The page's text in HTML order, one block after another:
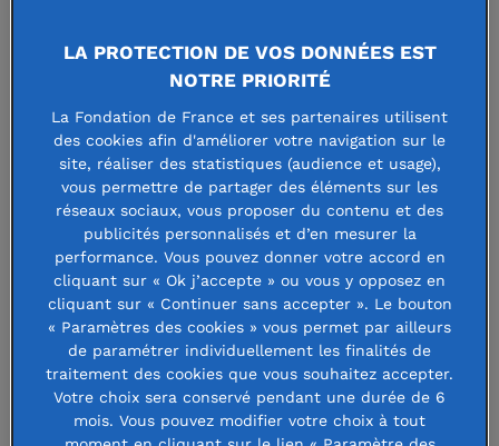
« J’ai toujours voulu
concilier mon attrait
pour les sciences et
mon envie de contribuer
à une société plus juste
aime à raconter Anne
Bouverot. Cette
ingénieure des
télécoms, titulaire d’un
doctorat en intelligence
artificielle de l’École
normale supérieure (ENS) a accompli une grande partie de
son parcours professionnel dans l’univers des nouvelles
LA PROTECTION DE VOS DONNÉES EST
NOTRE PRIORITÉ
La Fondation de France et ses partenaires utilisent
des cookies afin d'améliorer votre navigation sur le
site, réaliser des statistiques (audience et usage),
vous permettre de partager des éléments sur les
réseaux sociaux, vous proposer du contenu et des
publicités personnalisés et d’en mesurer la
performance. Vous pouvez donner votre accord en
cliquant sur « Ok j’accepte » ou vous y opposez en
cliquant sur « Continuer sans accepter ». Le bouton
« Paramètres des cookies » vous permet par ailleurs
de paramétrer individuellement les finalités de
traitement des cookies que vous souhaitez accepter.
Votre choix sera conservé pendant une durée de 6
mois. Vous pouvez modifier votre choix à tout